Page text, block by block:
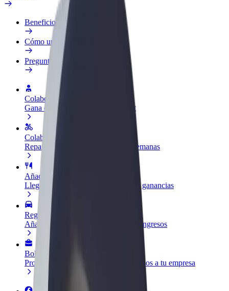
Beneficios
Cómo unirse
Preguntas frecuentes
Colaborar como conductor
Gana dinero colaborando con Bolt
Colaborar como repartidor
Reparte comida y cobra todas las semanas
Añadir un restaurante o tienda
Llega a más clientes y maximiza tus ganancias
Registrarse como propietario de flota
Añade tu flota a Bolt y potencia tus ingresos
Bolt para empresas
Productos y servicios de Bolt adaptados a tu empresa